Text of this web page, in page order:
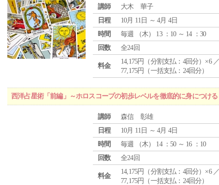
講師
大木 華子
日程
10月 11日 ～ 4月 4日
時間
毎週 （木） 13 ：10 ～ 14 ：30
回数
全24回
料金
14,175円（分割支払：4回分）×6
77,175円（一括支払：24回分）
西洋占星術「前編」～ホロスコープの初歩レベルを徹底的に身につける
講師
森信 彰雄
日程
10月 11日 ～ 4月 4日
時間
毎週 （木） 14 ：50 ～ 16 ：10
回数
全24回
料金
14,175円（分割支払：4回分）×6
77,175円（一括支払：24回分）